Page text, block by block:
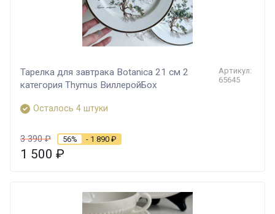
Тарелка для завтрака Botanica 21 см 2
категория Thymus ВиллеройБох
Артикул:
65645
Осталось 4 штуки
3 390₽ 56% - 1 890 ₽
1 500 ₽